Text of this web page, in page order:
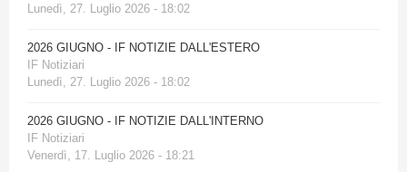
Lunedì, 27. Luglio 2026 - 18:02
2026 GIUGNO - IF NOTIZIE DALL'ESTERO
IF Notiziari
Lunedì, 27. Luglio 2026 - 18:02
2026 GIUGNO - IF NOTIZIE DALL'INTERNO
IF Notiziari
Venerdì, 17. Luglio 2026 - 18:21